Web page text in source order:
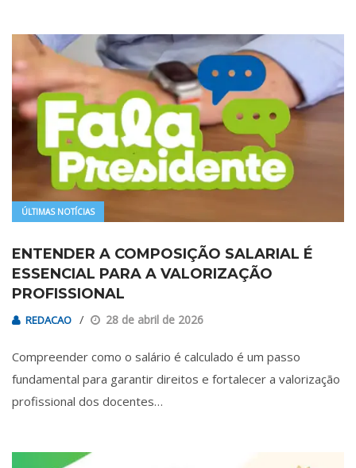
ÚLTIMAS NOTÍCIAS
ENTENDER A COMPOSIÇÃO SALARIAL É
ESSENCIAL PARA A VALORIZAÇÃO
PROFISSIONAL
REDACAO 28 de abril de 2026
Compreender como o salário é calculado é um passo
fundamental para garantir direitos e fortalecer a valorização
profissional dos docentes…